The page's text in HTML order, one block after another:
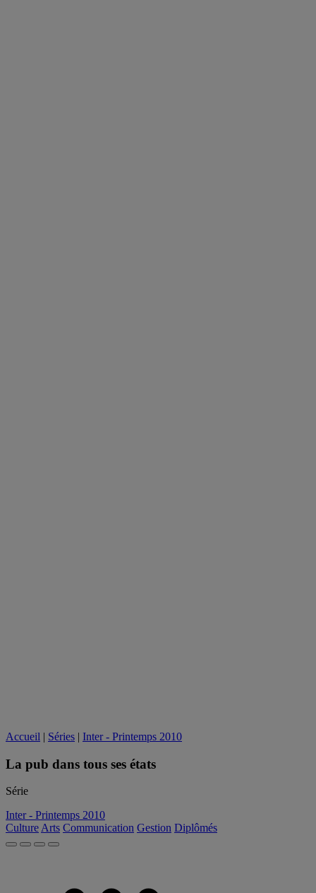
Accueil | Séries | Inter - Printemps 2010
La pub dans tous ses états
Série
Inter - Printemps 2010
CultureArts Communication Gestion Diplômés